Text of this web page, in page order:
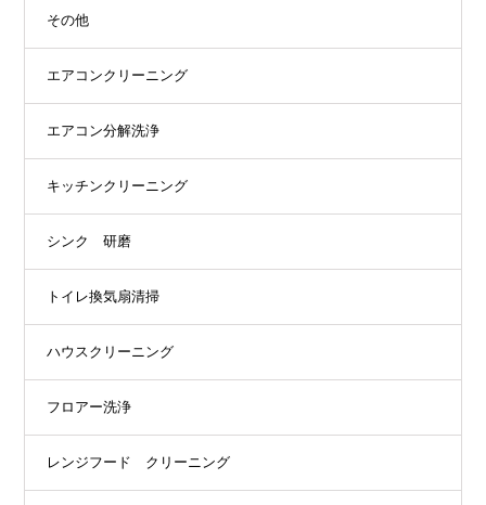
その他
エアコンクリーニング
エアコン分解洗浄
キッチンクリーニング
シンク 研磨
トイレ換気扇清掃
ハウスクリーニング
フロアー洗浄
レンジフード クリーニング